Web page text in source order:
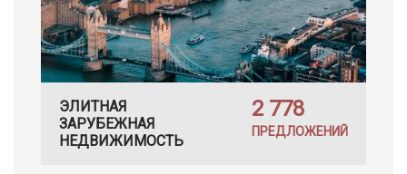
ЭЛИТНАЯ
ЗАРУБЕЖНАЯ
НЕДВИЖИМОСТЬ
2 778
ПРЕДЛОЖЕНИЙ